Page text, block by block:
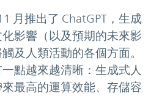
月推出了 ChatGPT，生成
影響（以及預期的未來影
及人類活動的各個方面。
點越來越清晰：生成式人
最高的運算效能、存儲容